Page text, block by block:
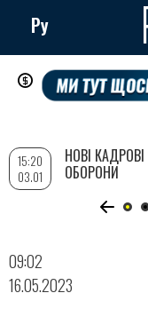
Перейти
до
вмісту
Ру
09:02
16.05.2023
15:20
03.01
НОВІ
ОБОРОНИ